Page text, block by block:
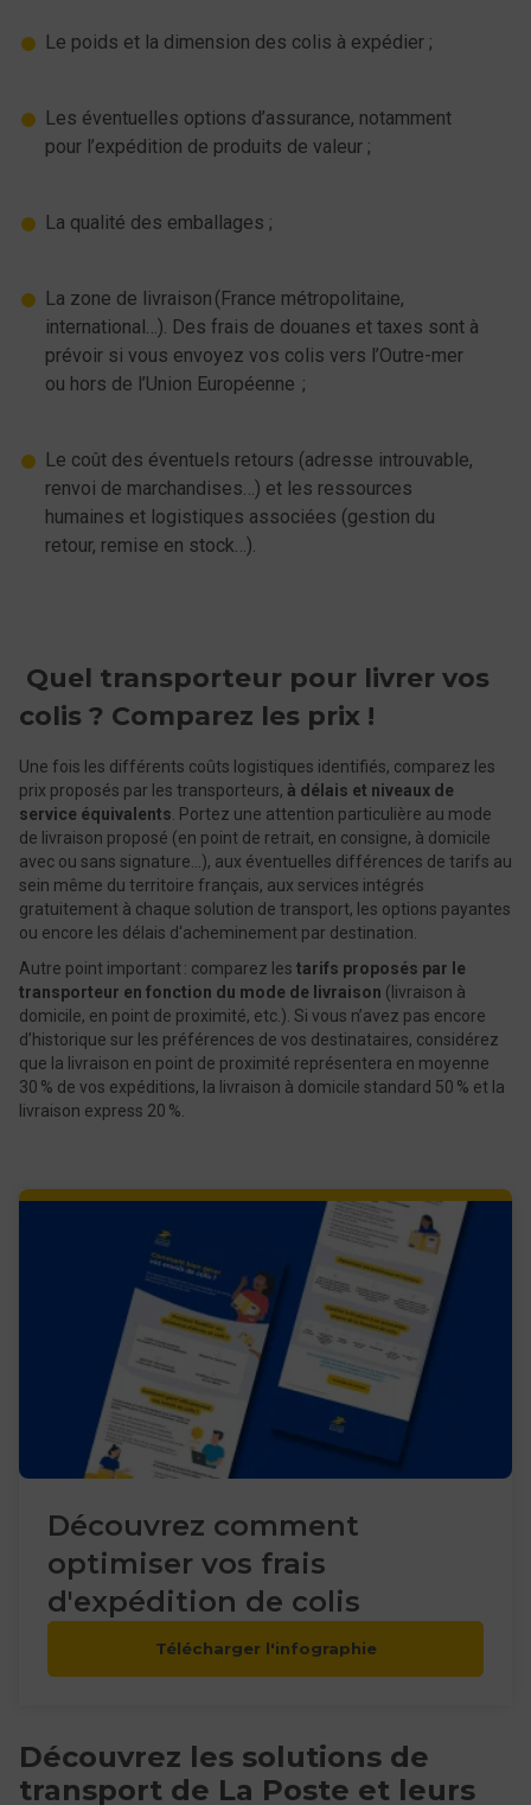
Le poids et la dimension des colis à expédier ;
Les éventuelles options d’assurance, notamment
pour l’expédition de produits de valeur ;
La qualité des emballages ;
La zone de livraison (France métropolitaine,
international…). Des frais de douanes et taxes sont à
prévoir si vous envoyez vos colis vers l’Outre-mer
ou hors de l’Union Européenne ;
Le coût des éventuels retours (adresse introuvable,
renvoi de marchandises…) et les ressources
humaines et logistiques associées (gestion du
retour, remise en stock…).
Quel transporteur pour livrer vos
colis ? Comparez les prix !
Une fois les différents coûts logistiques identifiés, comparez les
prix proposés par les transporteurs, à délais et niveaux de
service équivalents . Portez une attention particulière au mode
de livraison proposé (en point de retrait, en consigne, à domicile
avec ou sans signature...), aux éventuelles différences de tarifs au
sein même du territoire français, aux services intégrés
gratuitement à chaque solution de transport, les options payantes
ou encore les délais d‘acheminement par destination.
Autre point important : comparez les tarifs proposés par le
transporteur en fonction du mode de livraison (livraison à
domicile, en point de proximité, etc.). Si vous n’avez pas encore
d’historique sur les préférences de vos destinataires, considérez
que la livraison en point de proximité représentera en moyenne
30 % de vos expéditions, la livraison à domicile standard 50 % et la
livraison express 20 %.
Découvrez comment
optimiser vos frais
d'expédition de colis
Télécharger l'infographie
Découvrez les solutions de
transport de La Poste et leurs